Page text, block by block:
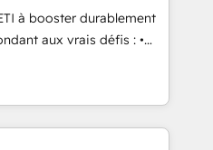
Belgium, Singapore, and
employees.
à booster durablement
aux vrais défis : •
d’autres outils (ERP,
de la
données pour des